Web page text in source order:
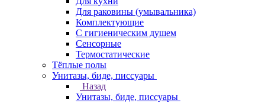
Для раковины (умывальника)
Комплектующие
С гигиеническим душем
Сенсорные
Термостатические
Тёплые полы
Унитазы, биде, писсуары
Назад
Унитазы, биде, писсуары